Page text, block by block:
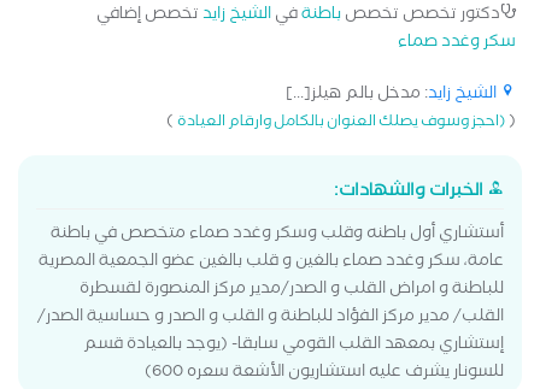
دكتور تخصص تخصصباطنةفيالشيخ زايدتخصص إضافي
سكر وغدد صماء
الشيخ زايد: مدخل بالم هيلز[...]
((احجز وسوف يصلك العنوان بالكامل وارقام العيادة)
الخبرات والشهادات:
أستشاري أول باطنه وقلب وسكر وغدد صماء متخصص في باطنة
عامة، سكر وغدد صماء بالغين و قلب بالغين عضو الجمعية المصرية
للباطنة و امراض القلب و الصدر/مدير مركز المنصورة لقسطرة
القلب/ مدير مركز الفؤاد للباطنة و القلب و الصدر و حساسية الصدر/
إستشاري بمعهد القلب القومي سابقا- (يوجد بالعيادة قسم
للسونار يشرف عليه استشاريون الأشعة سعره 600)